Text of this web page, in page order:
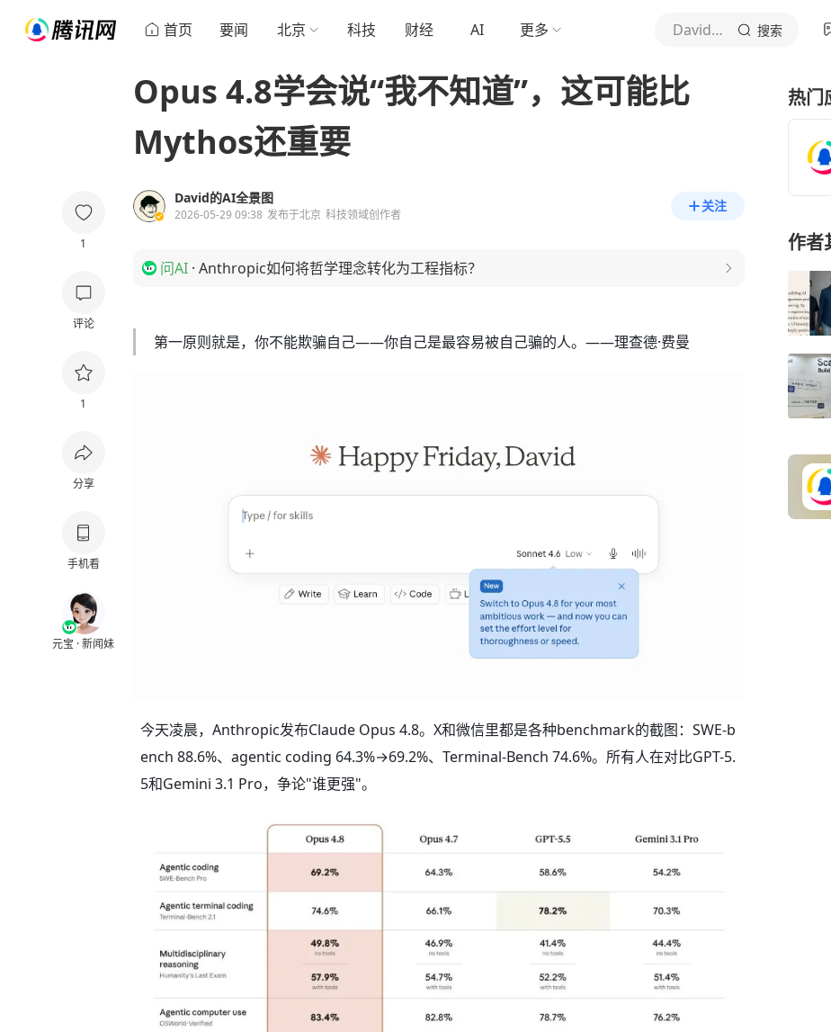
首页 要闻 北京 科技 财经 AI 更多 David的AI全景图 搜索
1
评论
1
分享
手机看
元宝 · 新闻妹
Opus 4.8学会说“我不知道”，这可能比
Mythos还重要
David的AI全景图
2026-05-29 09:38 发布于北京 科技领域创作者
关注
问AI · Anthropic如何将哲学理念转化为工程指标？
第一原则就是，你不能欺骗自己——你自己是最容易被自己骗的人。——理查德·费曼
今天凌晨，Anthropic发布Claude Opus 4.8。X和微信里都是各种benchmark的截图：SWE-b
ench 88.6%、agentic coding 64.3%→69.2%、Terminal-Bench 74.6%。所有人在对比GPT-5.
5和Gemini 3.1 Pro，争论"谁更强"。
热门
作者